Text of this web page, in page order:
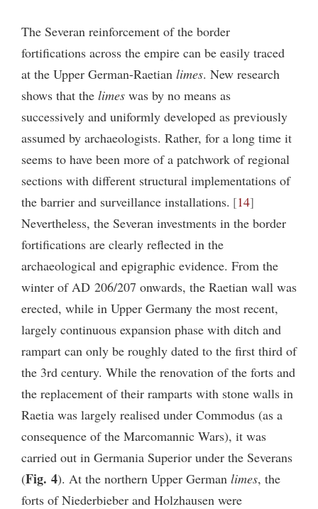
The Severan reinforcement of the border
fortifications across the empire can be easily traced
at the Upper German-Raetian limes. New research
shows that the limes was by no means as
successively and uniformly developed as previously
assumed by archaeologists. Rather, for a long time it
seems to have been more of a patchwork of regional
sections with different structural implementations of
the barrier and surveillance installations. 14
Nevertheless, the Severan investments in the border
fortifications are clearly reflected in the
archaeological and epigraphic evidence. From the
winter of AD 206/207 onwards, the Raetian wall was
erected, while in Upper Germany the most recent,
largely continuous expansion phase with ditch and
rampart can only be roughly dated to the first third of
the 3rd century. While the renovation of the forts and
the replacement of their ramparts with stone walls in
Raetia was largely realised under Commodus (as a
consequence of the Marcomannic Wars), it was
carried out in Germania Superior under the Severans
(Fig. 4). At the northern Upper German limes, the
forts of Niederbieber and Holzhausen were